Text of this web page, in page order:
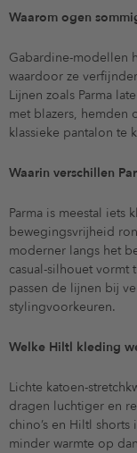
Waarom ogen
Gabardine-modellen
waardoor ze
Lijnen zoals Parma
met blazers, hemden
klassieke pantalon te
Waarin verschillen
Parma is meestal
bewegingsvrijheid
moderner langs het
casual-silhouet vormt
passen de lijnen bij
stylingvoorkeuren.
Welke Hiltl kleding
Lichte katoen-
dragen luchtiger en
chino’s en Hiltl
minder warmte op